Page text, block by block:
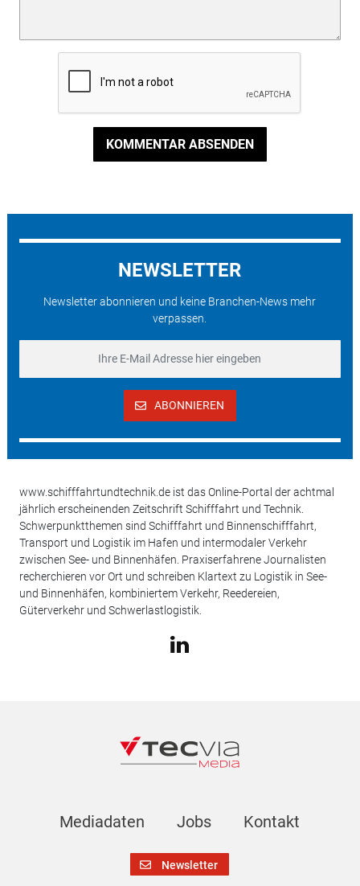
KOMMENTAR ABSENDEN
NEWSLETTER
Newsletter abonnieren und keine Branchen-News mehr
verpassen.
ABONNIEREN
www.schifffahrtundtechnik.de ist das Online-Portal der achtmal
jährlich erscheinenden Zeitschrift Schifffahrt und Technik.
Schwerpunktthemen sind Schifffahrt und Binnenschifffahrt,
Transport und Logistik im Hafen und intermodaler Verkehr
zwischen See- und Binnenhäfen. Praxiserfahrene Journalisten
recherchieren vor Ort und schreiben Klartext zu Logistik in See-
und Binnenhäfen, kombiniertem Verkehr, Reedereien,
Güterverkehr und Schwerlastlogistik.
Mediadaten Jobs Kontakt
Newsletter